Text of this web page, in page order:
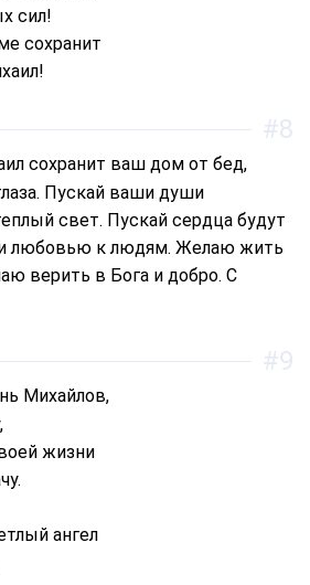
сил!
сохранит
Пускай ваши души
свет. Пускай сердца будут
любовью к людям. Желаю жить
верить в Бога и добро. С
#8
Михайлов,
жизни
ангел
#9